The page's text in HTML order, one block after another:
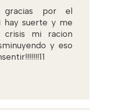
gracias por el
hay suerte y me
mi racion
y eso